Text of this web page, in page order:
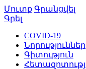
Մուտք Գրանցվել
Գրել
COVID-19
Նորություններ
Գիտություն